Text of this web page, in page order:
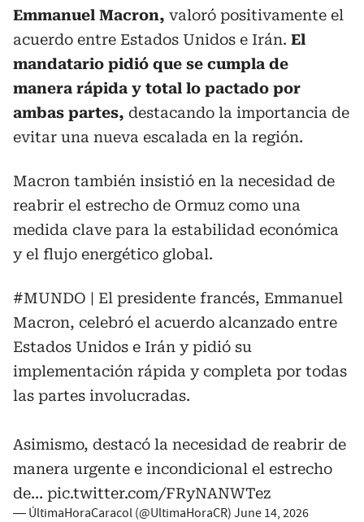
Emmanuel Macron, valoró positivamente el
acuerdo entre Estados Unidos e Irán. El
mandatario pidió que se cumpla de
manera rápida y total lo pactado por
ambas partes, destacando la importancia de
evitar una nueva escalada en la región.
Macron también insistió en la necesidad de
reabrir el estrecho de Ormuz como una
medida clave para la estabilidad económica
y el flujo energético global.
#MUNDO | El presidente francés, Emmanuel
Macron, celebró el acuerdo alcanzado entre
Estados Unidos e Irán y pidió su
implementación rápida y completa por todas
las partes involucradas.
Asimismo, destacó la necesidad de reabrir de
manera urgente e incondicional el estrecho
de… pic.twitter.com/FRyNANWTez
— ÚltimaHoraCaracol (@UltimaHoraCR) June 14, 2026